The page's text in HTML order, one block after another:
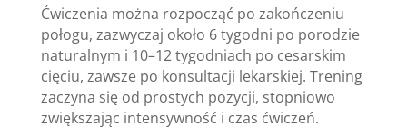
Ćwiczenia można rozpocząć po zakończeniu
połogu, zazwyczaj około 6 tygodni po porodzie
naturalnym i 10–12 tygodniach po cesarskim
cięciu, zawsze po konsultacji lekarskiej. Trening
zaczyna się od prostych pozycji, stopniowo
zwiększając intensywność i czas ćwiczeń.